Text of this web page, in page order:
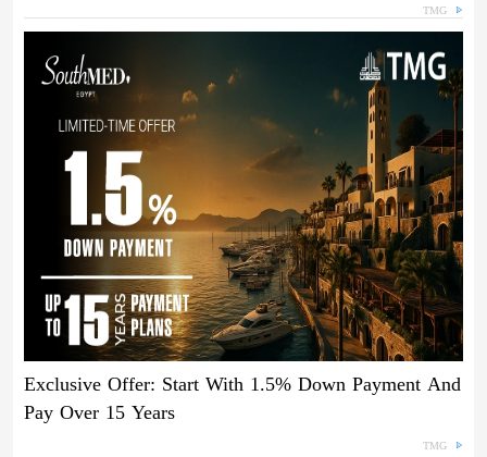
TMG
Exclusive Offer: Start With 1.5% Down Payment And
Pay Over 15 Years
TMG